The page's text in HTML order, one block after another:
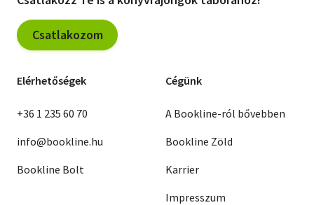
Csatlakozom
Elérhetőségek
+36 1 235 60 70
info@bookline.hu
Bookline Bolt
Cégünk
A Bookline-ról bővebben
Bookline Zöld
Karrier
Impresszum